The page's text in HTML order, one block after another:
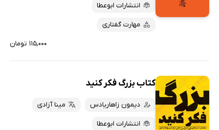
انتشارات ابوعطا
مهارت گفتاری
۱۱۵,۰۰۰ تومان
کتاب بزرگ فکر کنید
دیمون زاهاریادس مینا آزادی
انتشارات ابوعطا